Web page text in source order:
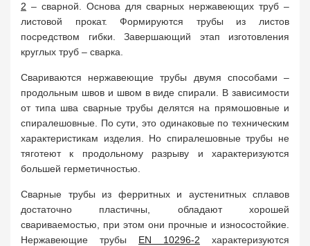
2 – сварной. Основа для сварных нержавеющих труб –
листовой прокат. Формируются трубы из листов
посредством гибки. Завершающий этап изготовления
круглых труб – сварка.
Свариваются нержавеющие трубы двумя способами –
продольным швов и швом в виде спирали. В зависимости
от типа шва сварные трубы делятся на прямошовные и
спиралешовные. По сути, это одинаковые по техническим
характеристикам изделия. Но спиралешовные трубы не
тяготеют к продольному разрыву и характеризуются
большей герметичностью.
Сварные трубы из ферритных и аустенитных сплавов
достаточно пластичны, обладают хорошей
свариваемостью, при этом они прочные и износостойкие.
Нержавеющие трубы EN 10296-2 характеризуются